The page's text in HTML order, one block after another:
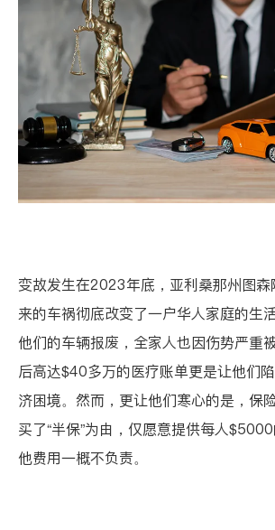
变故发生在2023年底，亚利桑那州图
来的车祸彻底改变了一户华人家庭的生
他们的车辆报废，全家人也因伤势严重
后高达$40多万的医疗账单更是让他们
济困境。然而，更让他们寒心的是，保
买了“半保”为由，仅愿意提供每人
他费用一概不负责。